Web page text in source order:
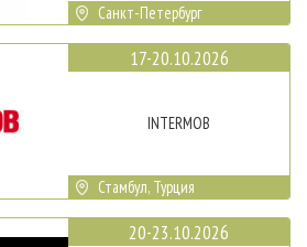
Санкт-Петербург
17-20.10.2026
INTERMOB
Стамбул, Турция
20-23.10.2026